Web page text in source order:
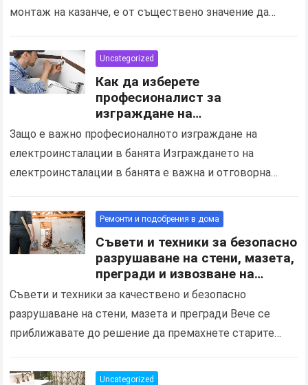
монтаж на казанче, е от съществено значение да
която…
Uncategorized
Как да изберете
професионалист за
изграждане на
електроинсталации и подмяна
на осветлението в баня
Защо е важно професионалното изграждане на
електроинсталации в банята Изграждането на
електроинсталации в банята е важна и отговорна
строго спазване на стандартите за безопасност….
Ремонти и подобрения в дома
Съвети и техники за безопасно
разрушаване на стени, мазета,
прегради и извозване на
строителни отпадъци
Съвети и техники за качествено и безопасно
разрушаване на стени, мазета и прегради Вече се
приближавате до решение да премахнете старите
няколко ключови…
Uncategorized